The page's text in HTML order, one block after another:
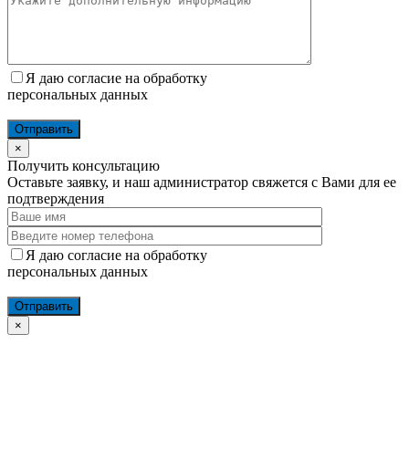
Я даю согласие на обработку
персональных данных
×
Получить консультацию
Оставьте заявку, и наш администратор свяжется с Вами для ее
подтверждения
Я даю согласие на обработку
персональных данных
×